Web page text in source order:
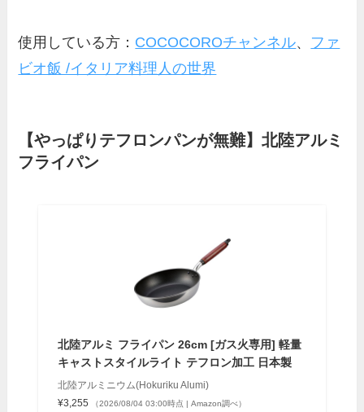
使用している方： COCOCOROチャンネル、 ファ
ビオ飯 /イタリア料理人の世界
【やっぱりテフロンパンが無難】北陸アルミ
フライパン
北陸アルミ フライパン 26cm [ガス火専用] 軽量
キャストスタイルライト テフロン加工 日本製
北陸アルミニウム(Hokuriku Alumi)
¥3,255
（2026/08/04 03:00時点 | Amazon調べ）